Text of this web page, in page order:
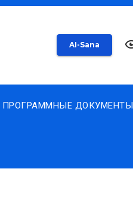
AI-Sana
ПРОГРАММНЫЕ ДОКУМЕНТЫ